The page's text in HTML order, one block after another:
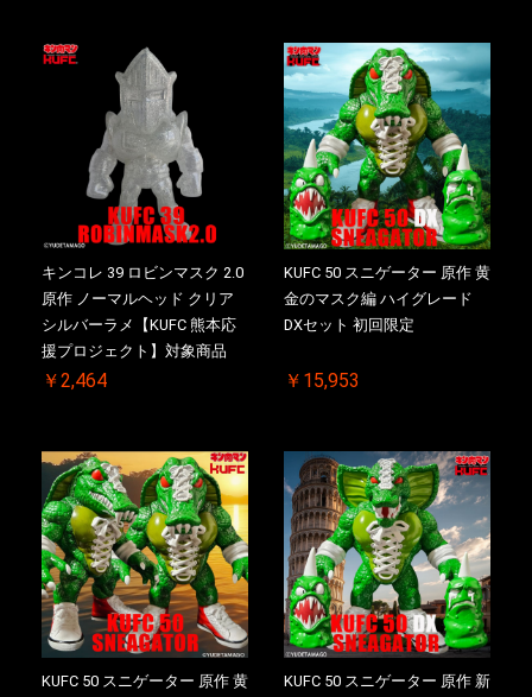
キンコレ 39 ロビンマスク 2.0
原作 ノーマルヘッド クリア
シルバーラメ【KUFC 熊本応
援プロジェクト】対象商品
￥2,464
KUFC 50 スニゲーター 原作 黄
金のマスク編 ハイグレード
DXセット 初回限定
￥15,953
KUFC 50 スニゲーター 原作 黄
KUFC 50 スニゲーター 原作 新